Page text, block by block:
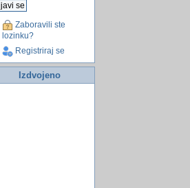
Zaboravili ste
lozinku?
Registriraj se
Izdvojeno